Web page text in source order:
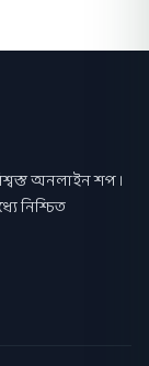
অনলাইন শপ ।
নিশ্চিত